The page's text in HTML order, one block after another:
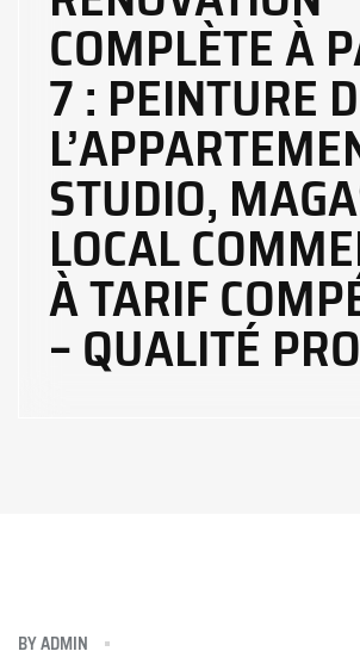
COMPLÈTE À
7 : PEINTURE
STUDIO,
LOCAL
À TARIF
– QUALITÉ PRO
BYADMIN